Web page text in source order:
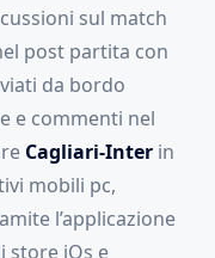
sul match
post partita con
da bordo
e commenti nel
Cagliari-Inter in
mobili pc,
l’applicazione
store iOs e